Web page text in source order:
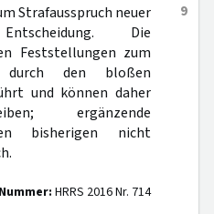
9
Strafausspruch neuer
Die
Feststellungen zum
durch den bloßen
und können daher
ergänzende
bisherigen nicht
HRRS 2016 Nr. 714